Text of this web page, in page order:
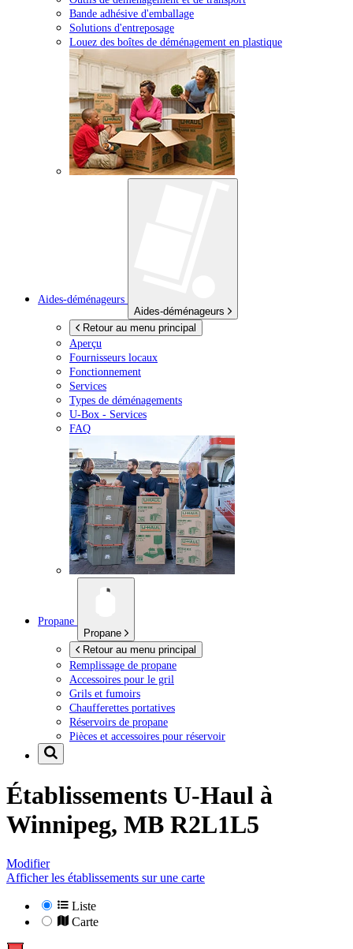
Bande adhésive d'emballage
Solutions d'entreposage
Louez des boîtes de déménagement en plastique
Aides-déménageurs
Aides-déménageurs
Retour au menu principal
Aperçu
Fournisseurs locaux
Fonctionnement
Services
Types de déménagements
U-Box - Services
FAQ
Propane
Propane
Retour au menu principal
Remplissage de propane
Accessoires pour le gril
Grils et fumoirs
Chaufferettes portatives
Réservoirs de propane
Pièces et accessoires pour réservoir
Établissements U-Haul à
Winnipeg, MB R2L1L5
Modifier
Afficher les établissements sur une carte
Liste
Carte